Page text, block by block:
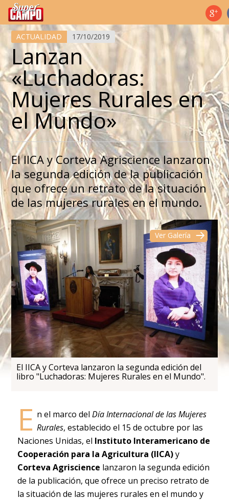
Temas de hoy
ACTUALIDAD 17/10/2019
Lanzan
«Luchadoras:
Mujeres Rurales en
el Mundo»
El IICA y Corteva Agriscience lanzaron
la segunda edición de la publicación
que ofrece un retrato de la situación
de las mujeres rurales en el mundo.
Ver Galería
El IICA y Corteva lanzaron la segunda edición del
libro "Luchadoras: Mujeres Rurales en el Mundo".
E n el marco del Día Internacional de las Mujeres
Rurales, establecido el 15 de octubre por las
Naciones Unidas, el Instituto Interamericano de
Cooperación para la Agricultura (IICA)y
Corteva Agriscience lanzaron la segunda edición
de la publicación, que ofrece un preciso retrato de
la situación de las mujeres rurales en el mundo y